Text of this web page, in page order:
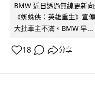
BMW 近日透過無線更新
《蜘蛛俠：英雄重生》宣
大批車主不滿。BMW 早...
18 分享